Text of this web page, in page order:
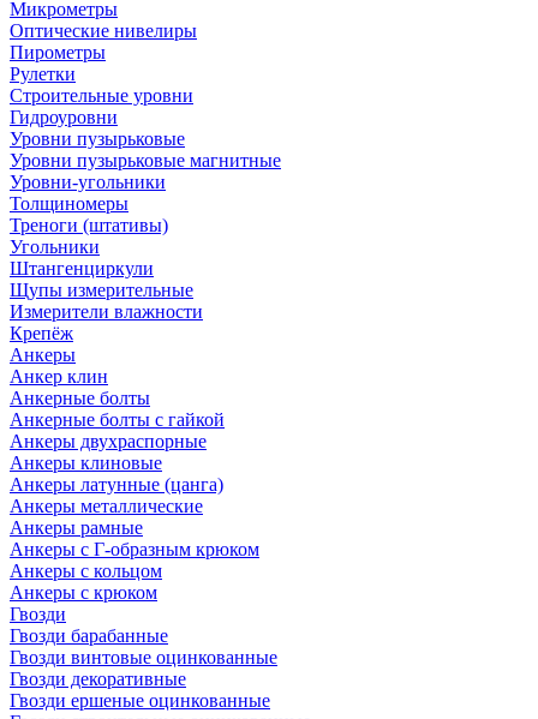
Микрометры
Оптические нивелиры
Пирометры
Рулетки
Строительные уровни
Гидроуровни
Уровни пузырьковые
Уровни пузырьковые магнитные
Уровни-угольники
Толщиномеры
Треноги (штативы)
Угольники
Штангенциркули
Щупы измерительные
Измерители влажности
Крепёж
Анкеры
Анкер клин
Анкерные болты
Анкерные болты с гайкой
Анкеры двухраспорные
Анкеры клиновые
Анкеры латунные (цанга)
Анкеры металлические
Анкеры рамные
Анкеры с Г-образным крюком
Анкеры с кольцом
Анкеры с крюком
Гвозди
Гвозди барабанные
Гвозди винтовые оцинкованные
Гвозди декоративные
Гвозди ершеные оцинкованные